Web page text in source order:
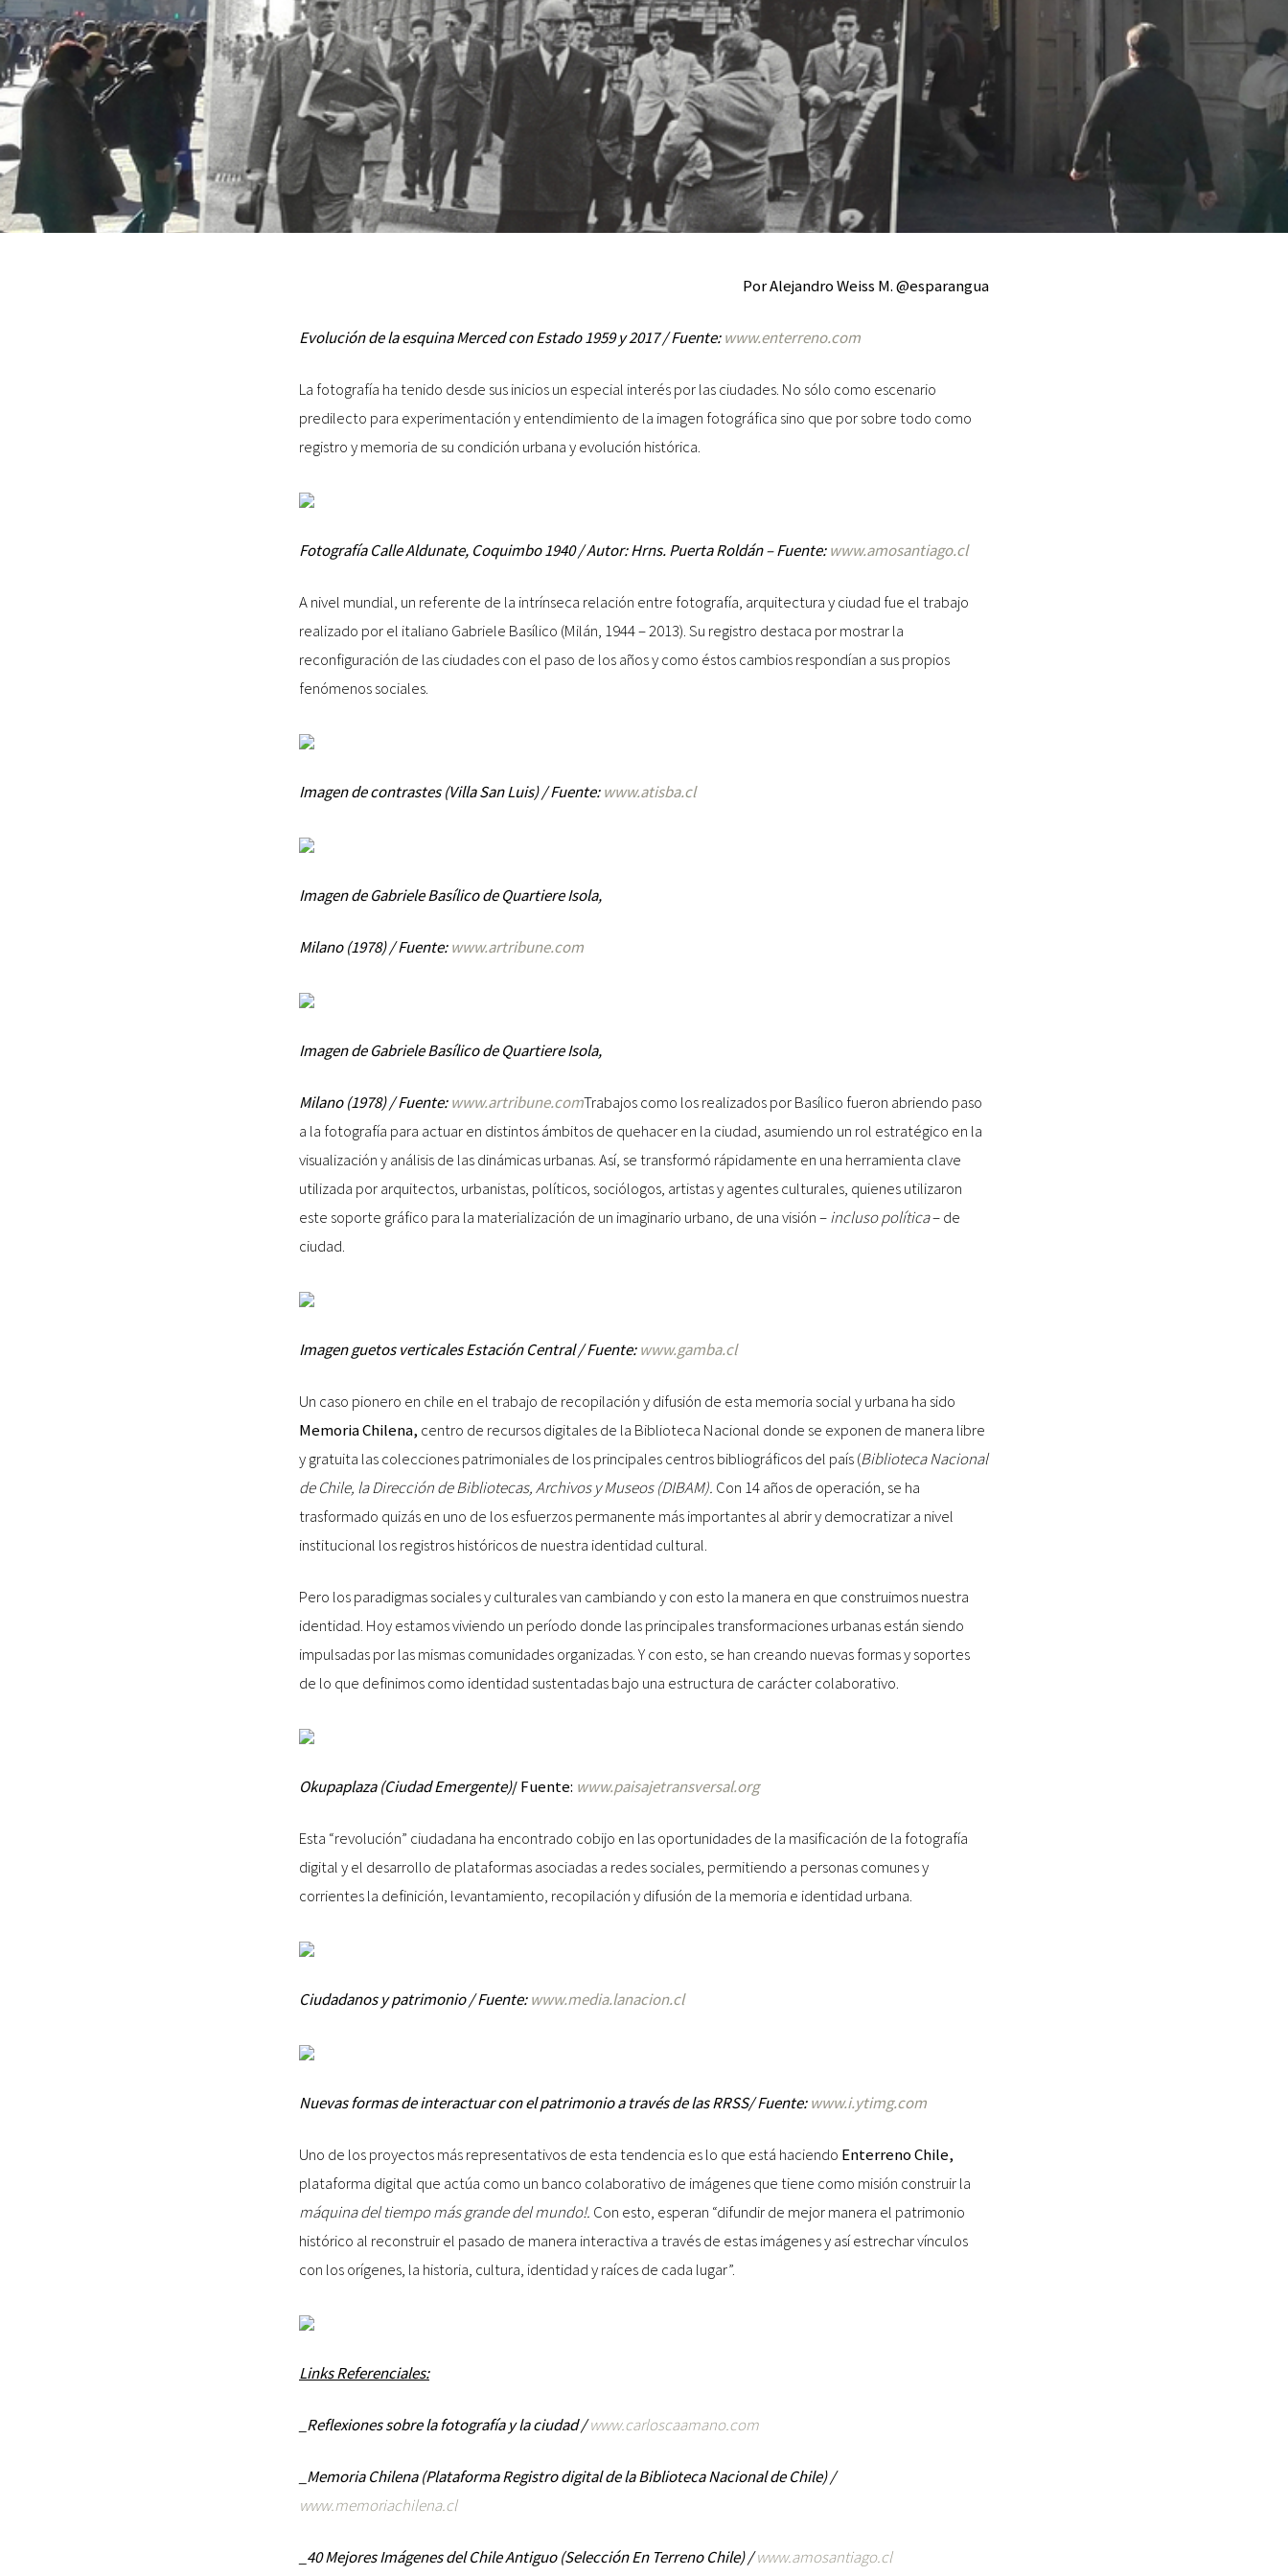
Por Alejandro Weiss M. @esparangua
Evolución de la esquina Merced con Estado 1959 y 2017 / Fuente:www.enterreno.com
La fotografía ha tenido desde sus inicios un especial interés por las ciudades. No sólo como escenario
predilecto para experimentación y entendimiento de la imagen fotográfica sino que por sobre todo como
registro y memoria de su condición urbana y evolución histórica.
Fotografía Calle Aldunate, Coquimbo 1940 / Autor: Hrns. Puerta Roldán – Fuente:www.amosantiago.cl
A nivel mundial, un referente de la intrínseca relación entre fotografía, arquitectura y ciudad fue el trabajo
realizado por el italiano Gabriele Basílico (Milán, 1944 – 2013). Su registro destaca por mostrar la
reconfiguración de las ciudades con el paso de los años y como éstos cambios respondían a sus propios
fenómenos sociales.
Imagen de contrastes (Villa San Luis) / Fuente:www.atisba.cl
Imagen de Gabriele Basílico de Quartiere Isola,
Milano (1978) / Fuente:www.artribune.com
Imagen de Gabriele Basílico de Quartiere Isola,
Milano (1978) / Fuente:www.artribune.comTrabajos como los realizados por Basílico fueron abriendo paso
a la fotografía para actuar en distintos ámbitos de quehacer en la ciudad, asumiendo un rol estratégico en la
visualización y análisis de las dinámicas urbanas. Así, se transformó rápidamente en una herramienta clave
utilizada por arquitectos, urbanistas, políticos, sociólogos, artistas y agentes culturales, quienes utilizaron
este soporte gráfico para la materialización de un imaginario urbano, de una visión –incluso política– de
ciudad.
Imagen guetos verticales Estación Central / Fuente:www.gamba.cl
Un caso pionero en chile en el trabajo de recopilación y difusión de esta memoria social y urbana ha sido
Memoria Chilena, centro de recursos digitales de la Biblioteca Nacional donde se exponen de manera libre
y gratuita las colecciones patrimoniales de los principales centros bibliográficos del país (Biblioteca Nacional
de Chile, la Dirección de Bibliotecas, Archivos y Museos (DIBAM). Con 14 años de operación, se ha
trasformado quizás en uno de los esfuerzos permanente más importantes al abrir y democratizar a nivel
institucional los registros históricos de nuestra identidad cultural.
Pero los paradigmas sociales y culturales van cambiando y con esto la manera en que construimos nuestra
identidad. Hoy estamos viviendo un período donde las principales transformaciones urbanas están siendo
impulsadas por las mismas comunidades organizadas. Y con esto, se han creando nuevas formas y soportes
de lo que definimos como identidad sustentadas bajo una estructura de carácter colaborativo.
Okupaplaza (Ciudad Emergente)/ Fuente: www.paisajetransversal.org
Esta “revolución” ciudadana ha encontrado cobijo en las oportunidades de la masificación de la fotografía
digital y el desarrollo de plataformas asociadas a redes sociales, permitiendo a personas comunes y
corrientes la definición, levantamiento, recopilación y difusión de la memoria e identidad urbana.
Ciudadanos y patrimonio / Fuente: www.media.lanacion.cl
Nuevas formas de interactuar con el patrimonio a través de las RRSS/ Fuente:www.i.ytimg.com
Uno de los proyectos más representativos de esta tendencia es lo que está haciendo Enterreno Chile,
plataforma digital que actúa como un banco colaborativo de imágenes que tiene como misión construir la
máquina del tiempo más grande del mundo!. Con esto, esperan “difundir de mejor manera el patrimonio
histórico al reconstruir el pasado de manera interactiva a través de estas imágenes y así estrechar vínculos
con los orígenes, la historia, cultura, identidad y raíces de cada lugar”.
Links Referenciales:
_Reflexiones sobre la fotografía y la ciudad / www.carloscaamano.com
_Memoria Chilena (Plataforma Registro digital de la Biblioteca Nacional de Chile) /
www.memoriachilena.cl
_40 Mejores Imágenes del Chile Antiguo (Selección En Terreno Chile) /www.amosantiago.cl